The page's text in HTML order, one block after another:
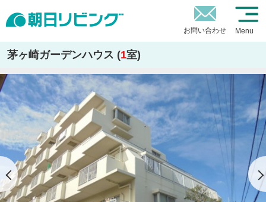
お問い合わせ Menu
茅ヶ崎ガーデンハウス (1室)